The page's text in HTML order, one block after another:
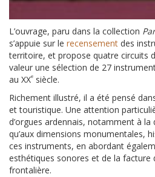
L’ouvrage, paru dans la collection
s’appuie sur le recensement des
territoire, et propose quatre circuits
valeur une sélection de 27
au XXᵉ siècle.
Richement illustré, il a été pensé
et touristique. Une attention
d’orgues ardennais, notamment à la
qu’aux dimensions monumentales,
ces instruments, en abordant
esthétiques sonores et de la facture
frontalière.